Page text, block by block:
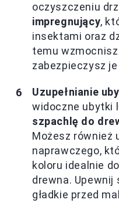
oczyszczeniu
impregnujący,
insektami oraz
temu
zabezpieczysz je
Uzupełnianie
widoczne ubytki
szpachlę do
Możesz również
naprawczego,
koloru idealnie
drewna.
gładkie przed